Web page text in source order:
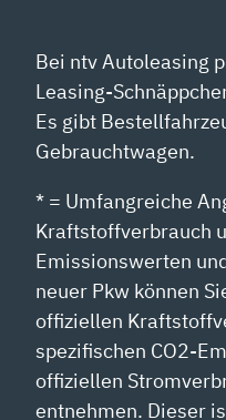
Bei ntv Autoleasing
Leasing-
Es gibt
Gebrauchtwagen.
* = Umfangreiche
Kraftstoffverbrauch
Emissionswerten
neuer Pkw können
offiziellen
spezifischen CO2-
offiziellen
entnehmen. Dieser